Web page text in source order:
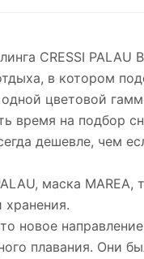
CRESSI PALAU
в котором
цветовой
время на подбор
дешевле, чем
маска MAREA,
хранения.
новое
плавания. Они